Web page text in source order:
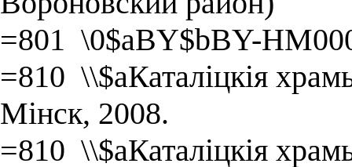
=801 \0$aBY$bBY-
=810 \\$aКаталіцкія
Мінск, 2008.
=810 \\$aКаталіцкія